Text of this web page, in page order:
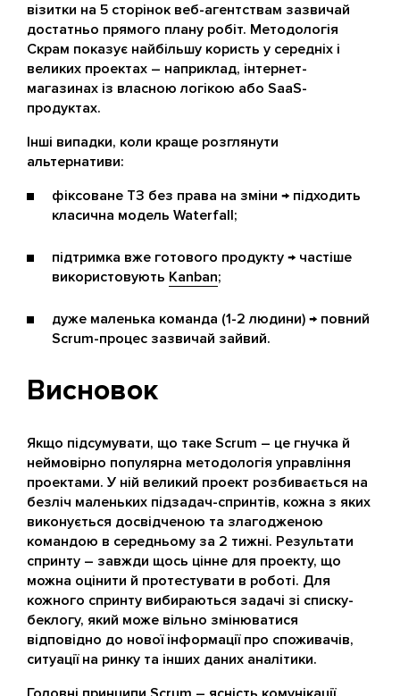
візитки на 5 сторінок веб-агентствам зазвичай
достатньо прямого плану робіт. Методологія
Скрам показує найбільшу користь у середніх і
великих проектах – наприклад, інтернет-
магазинах із власною логікою або SaaS-
продуктах.
Інші випадки, коли краще розглянути
альтернативи:
фіксоване ТЗ без права на зміни → підходить
класична модель Waterfall;
підтримка вже готового продукту → частіше
використовують Kanban;
дуже маленька команда (1-2 людини) → повний
Scrum-процес зазвичай зайвий.
Висновок
Якщо підсумувати, що таке Scrum – це гнучка й
неймовірно популярна методологія управління
проектами. У ній великий проект розбивається на
безліч маленьких підзадач-спринтів, кожна з яких
виконується досвідченою та злагодженою
командою в середньому за 2 тижні. Результати
спринту – завжди щось цінне для проекту, що
можна оцінити й протестувати в роботі. Для
кожного спринту вибираються задачі зі списку-
беклогу, який може вільно змінюватися
відповідно до нової інформації про споживачів,
ситуації на ринку та інших даних аналітики.